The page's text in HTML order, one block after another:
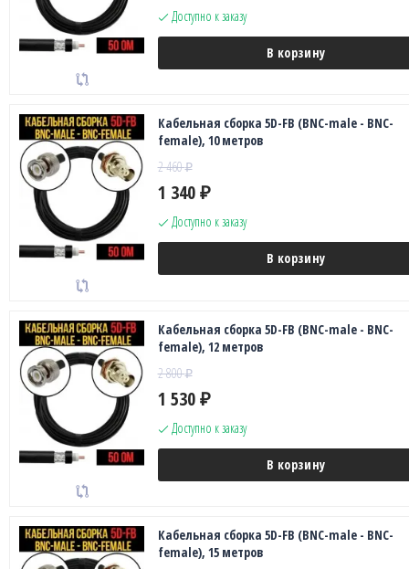
Доступно к заказу
В корзину
Кабельная сборка 5D-FB (BNC-male - BNC-
female), 10 метров
2 460₽
1 340 ₽
Доступно к заказу
В корзину
Кабельная сборка 5D-FB (BNC-male - BNC-
female), 12 метров
2 800₽
1 530 ₽
Доступно к заказу
В корзину
Кабельная сборка 5D-FB (BNC-male - BNC-
female), 15 метров